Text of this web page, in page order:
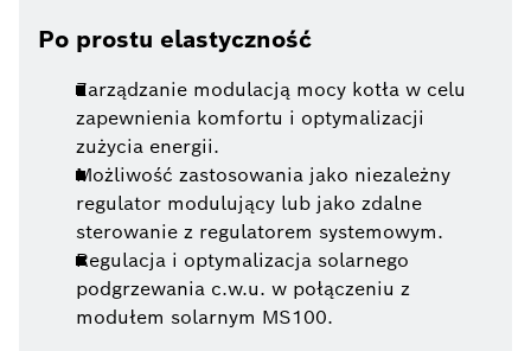
Po prostu elastyczność
Zarządzanie modulacją mocy kotła w celu
zapewnienia komfortu i optymalizacji
zużycia energii.
Możliwość zastosowania jako niezależny
regulator modulujący lub jako zdalne
sterowanie z regulatorem systemowym.
Regulacja i optymalizacja solarnego
podgrzewania c.w.u. w połączeniu z
modułem solarnym MS100.